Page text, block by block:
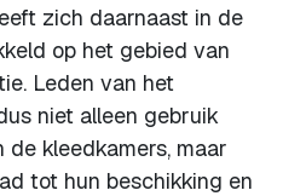
zich daarnaast in de
op het gebied van
Leden van het
niet alleen gebruik
de kleedkamers, maar
tot hun beschikking en